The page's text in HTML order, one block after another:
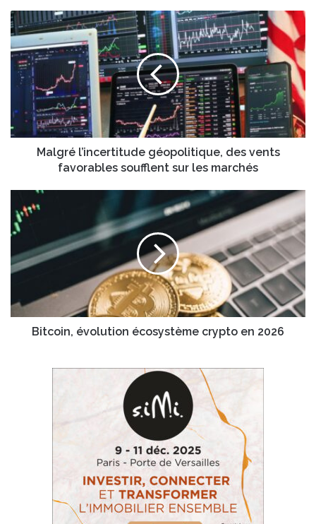
Malgré
l’incertitude
géopolitique,
des
vents
favorables
soufflent
sur
les
marchésMalgré l’incertitude géopolitique, des vents
favorables soufflent sur les marchés
Bitcoin,
évolution
écosystème
en
2026
Bitcoin, évolution écosystème crypto en 2026